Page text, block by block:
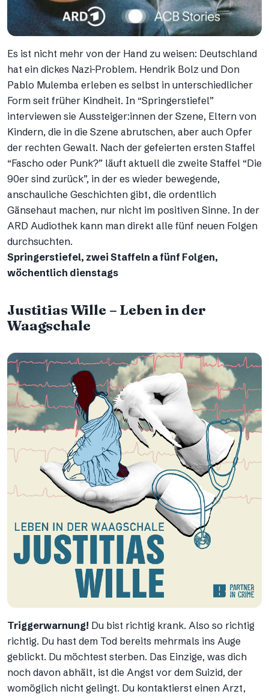
Es ist nicht mehr von der Hand zu weisen: Deutschland
hat ein dickes Nazi-Problem. Hendrik Bolz und Don
Pablo Mulemba erleben es selbst in unterschiedlicher
Form seit früher Kindheit. In “Springerstiefel”
interviewen sie Aussteiger:innen der Szene, Eltern von
Kindern, die in die Szene abrutschen, aber auch Opfer
der rechten Gewalt. Nach der gefeierten ersten Staffel
“Fascho oder Punk?” läuft aktuell die zweite Staffel “Die
90er sind zurück”, in der es wieder bewegende,
anschauliche Geschichten gibt, die ordentlich
Gänsehaut machen, nur nicht im positiven Sinne. In der
ARD Audiothek kann man direkt alle fünf neuen Folgen
durchsuchten.
Springerstiefel, zwei Staffeln a fünf Folgen,
wöchentlich dienstags
Justitias Wille – Leben in der
Waagschale
Triggerwarnung! Du bist richtig krank. Also so richtig
richtig. Du hast dem Tod bereits mehrmals ins Auge
geblickt. Du möchtest sterben. Das Einzige, was dich
noch davon abhält, ist die Angst vor dem Suizid, der
womöglich nicht gelingt. Du kontaktierst einen Arzt,